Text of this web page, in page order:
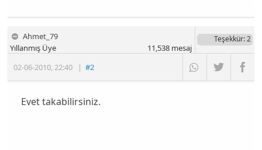
Ahmet_79
02-06-2010,22:40 |#2
Yıllanmış Üye
Teşekkür: 2
11,538mesaj
Evet takabilirsiniz.